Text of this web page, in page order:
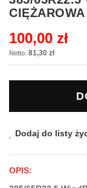
na
początek
100,00 zł
81,30 zł
Dodaj do listy
OPIS: